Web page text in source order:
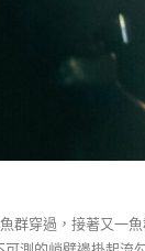
群穿過，接著又一